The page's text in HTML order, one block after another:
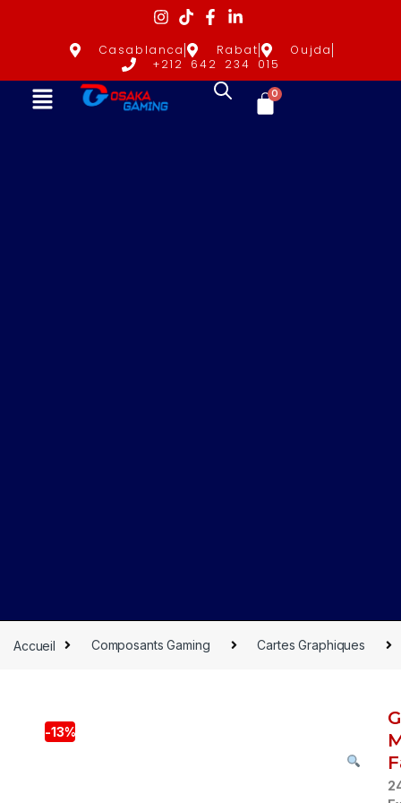
Casablanca Rabat
Oujda
+212 642 234 015
0
Accueil Composants Gaming Cartes Graphiques
-13%